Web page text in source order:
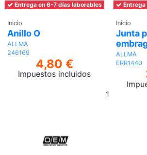
Entrega en 6-7 días laborables
Inicio
Anillo O
ALLMA
246169
4,80 €
Impuestos incluidos
Inicio
Junta
ALLMA
ERR1440